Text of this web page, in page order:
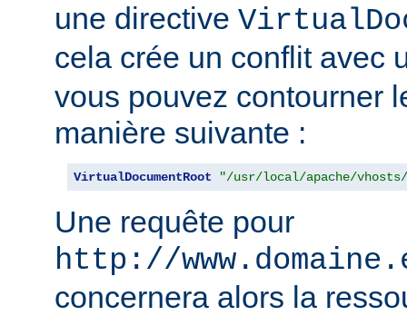
une directive
cela crée un conflit avec
vous pouvez contourner
manière suivante :
VirtualDocumentRoot "/usr/local/apache/vhosts/
Une requête pour
http://
concernera alors la